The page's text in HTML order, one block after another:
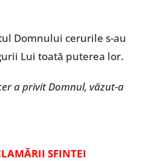
Domnului cerurile s-au
Lui toată puterea lor.
a privit Domnul, văzut-a
SFINTEI